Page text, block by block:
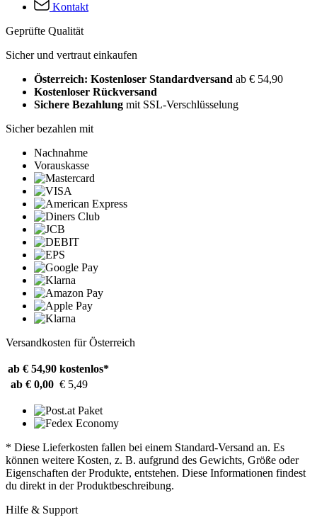
Kontakt
Geprüfte Qualität
Sicher und vertraut einkaufen
Österreich: Kostenloser Standardversand ab € 54,90
Kostenloser Rückversand
Sichere Bezahlung mit SSL-Verschlüsselung
Sicher bezahlen mit
Nachnahme
Vorauskasse
Versandkosten für Österreich
ab € 54,90 kostenlos*
ab € 0,00 € 5,49
* Diese Lieferkosten fallen bei einem Standard-Versand an. Es
können weitere Kosten, z. B. aufgrund des Gewichts, Größe oder
Eigenschaften der Produkte, entstehen. Diese Informationen findest
du direkt in der Produktbeschreibung.
Hilfe & Support